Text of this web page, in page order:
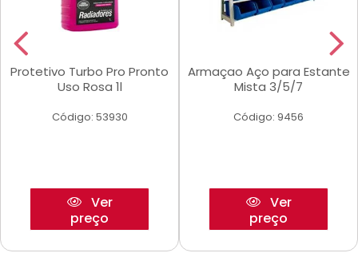
Protetivo Turbo Pro Pronto
Uso Rosa 1l
Código: 53930
Ver
preço
Armaçao Aço para Estante
Mista 3/5/7
Código: 9456
Ver
preço